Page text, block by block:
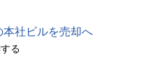
社ビルを売却へ
る